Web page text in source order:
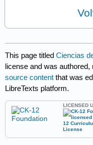
This page titledCiencias
license and was
source content that was
LibreTexts platform.
LICENSED